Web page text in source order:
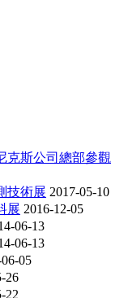
克斯公司總部參觀
技術展 2017-05-10
展 2016-12-05
06-13
06-13
05
26
22